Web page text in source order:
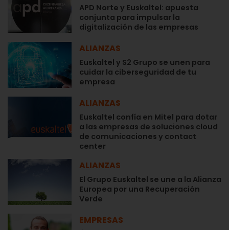
APD Norte y Euskaltel: apuesta
conjunta para impulsar la
digitalización de las empresas
ALIANZAS
Euskaltel y S2 Grupo se unen para
cuidar la ciberseguridad de tu
empresa
ALIANZAS
Euskaltel confía en Mitel para dotar
a las empresas de soluciones cloud
de comunicaciones y contact
center
ALIANZAS
El Grupo Euskaltel se une a la Alianza
Europea por una Recuperación
Verde
EMPRESAS